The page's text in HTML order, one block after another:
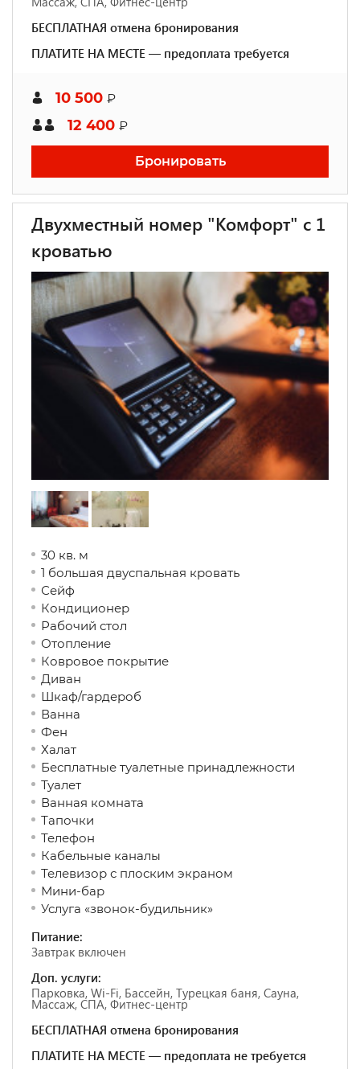
БЕСПЛАТНАЯ отмена бронирования
ПЛАТИТЕ НА МЕСТЕ — предоплата требуется
10 500 ₽
12 400 ₽
Бронировать
Двухместный номер "Комфорт" с 1
кроватью
30 кв. м
1 большая двуспальная кровать
Сейф
Кондиционер
Рабочий стол
Отопление
Ковровое покрытие
Диван
Шкаф/гардероб
Ванна
Фен
Халат
Бесплатные туалетные принадлежности
Туалет
Ванная комната
Тапочки
Телефон
Кабельные каналы
Телевизор с плоским экраном
Мини-бар
Услуга «звонок-будильник»
Питание:
Завтрак включен
Доп. услуги:
Парковка, Wi-Fi, Бассейн, Турецкая баня, Сауна,
Массаж, СПА, Фитнес-центр
БЕСПЛАТНАЯ отмена бронирования
ПЛАТИТЕ НА МЕСТЕ — предоплата не требуется